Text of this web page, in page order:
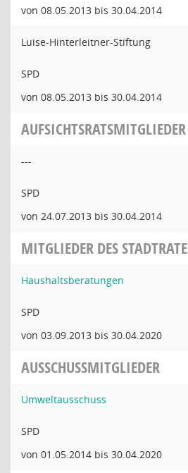
von 08.05.2013 bis 30.04.2014
Luise-Hinterleitner-Stiftung
SPD
von 08.05.2013 bis 30.04.2014
AUFSICHTSRATSMITGLIEDER
---
SPD
von 24.07.2013 bis 30.04.2014
MITGLIEDER DES
Haushaltsberatungen
SPD
von 03.09.2013 bis 30.04.2020
AUSSCHUSSMITGLIEDER
Umweltausschuss
SPD
von 01.05.2014 bis 30.04.2020